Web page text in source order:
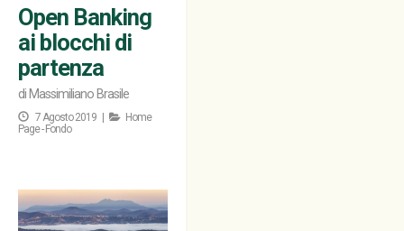
Open Banking
ai blocchi di
partenza
di Massimiliano Brasile
7 Agosto 2019 |
Home
Page - Fondo